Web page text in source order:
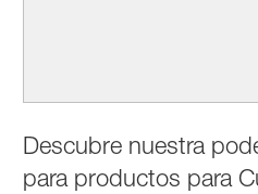
Descubre nuestra
para productos para